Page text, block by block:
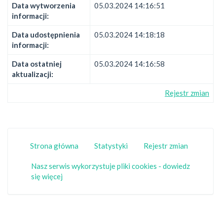
Data wytworzenia
informacji:
05.03.2024 14:16:51
Data udostępnienia
informacji:
05.03.2024 14:18:18
Data ostatniej
aktualizacji:
05.03.2024 14:16:58
Rejestr zmian
Strona główna Statystyki Rejestr zmian
Nasz serwis wykorzystuje pliki cookies - dowiedz
się więcej